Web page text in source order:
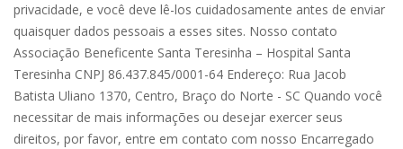
privacidade, e você deve lê-los cuidadosamente antes de enviar
quaisquer dados pessoais a esses sites. Nosso contato
Associação Beneficente Santa Teresinha – Hospital Santa
Teresinha CNPJ 86.437.845/0001-64 Endereço: Rua Jacob
Batista Uliano 1370, Centro, Braço do Norte - SC Quando você
necessitar de mais informações ou desejar exercer seus
direitos, por favor, entre em contato com nosso Encarregado